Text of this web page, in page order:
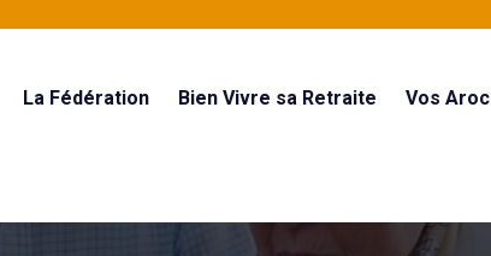
La Fédération Bien Vivre sa Retraite Vos Aroc